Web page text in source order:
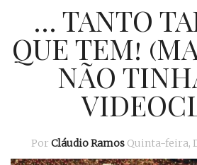
… TANTO
QUE TEM!
NÃO
Por Cláudio Ramos Quinta-feira,